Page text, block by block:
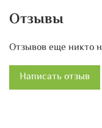
возможность
отпуска, когда
Они легко
Отзывы
Отзывов еще никто
Написать отзыв